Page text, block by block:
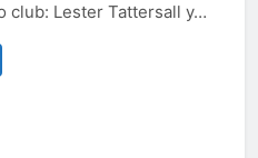
club: Lester Tattersall y…